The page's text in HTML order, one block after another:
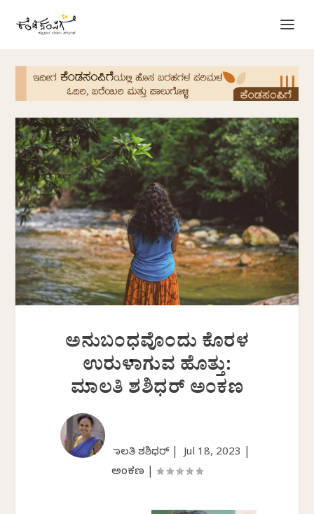
ಅನುಬಂಧವೊಂದು ಕೊರಳ
ಉರುಳಾಗುವ ಹೊತ್ತು:
ಮಾಲತಿ ಶಶಿಧರ್‌ ಅಂಕಣ
ಮಾಲತಿ ಶಶಿಧರ್ |Jul 18, 2023
ಅಂಕಣ